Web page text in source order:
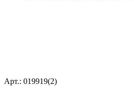
Арт.: 019919(2)